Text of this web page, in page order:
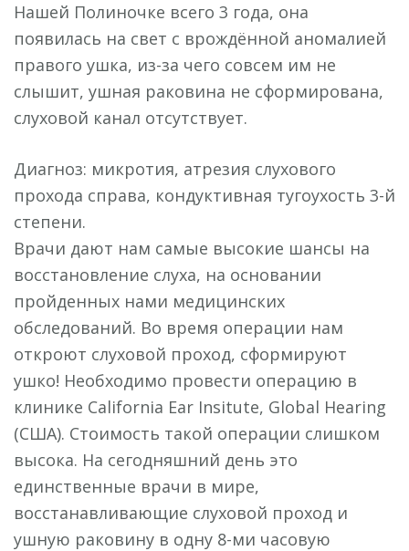
Нашей Полиночке всего 3 года, она
появилась на свет с врождённой аномалией
правого ушка, из-за чего совсем им не
слышит, ушная раковина не сформирована,
слуховой канал отсутствует.
Диагноз: микротия, атрезия слухового
прохода справа, кондуктивная тугоухость 3-й
степени.
Врачи дают нам самые высокие шансы на
восстановление слуха, на основании
пройденных нами медицинских
обследований. Во время операции нам
откроют слуховой проход, сформируют
ушко! Необходимо провести операцию в
клинике California Ear Insitute, Global Hearing
(США). Стоимость такой операции слишком
высока. На сегодняшний день это
единственные врачи в мире,
восстанавливающие слуховой проход и
ушную раковину в одну 8-ми часовую